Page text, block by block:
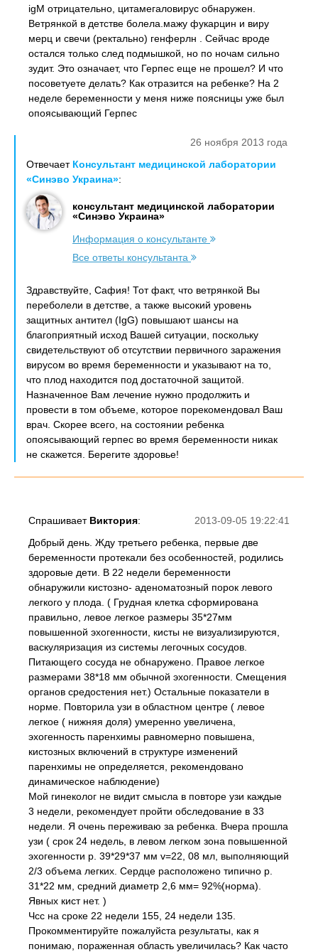
igM отрицательно, цитамегаловирус обнаружен.
Ветрянкой в детстве болела.мажу фукарцин и виру
мерц и свечи (ректально) генферлн . Сейчас вроде
остался только след подмышкой, но по ночам сильно
зудит. Это означает, что Герпес еще не прошел? И что
посоветуете делать? Как отразится на ребенке? На 2
неделе беременности у меня ниже поясницы уже был
опоясывающий Герпес
26 ноября 2013 года
Отвечает Консультант медицинской лаборатории
«Синэво Украина»:
консультант медицинской лаборатории
«Синэво Украина»
Информация о консультанте
Все ответы консультанта
Здравствуйте, Сафия! Тот факт, что ветрянкой Вы
переболели в детстве, а также высокий уровень
защитных антител (IgG) повышают шансы на
благоприятный исход Вашей ситуации, поскольку
свидетельствуют об отсутствии первичного заражения
вирусом во время беременности и указывают на то,
что плод находится под достаточной защитой.
Назначенное Вам лечение нужно продолжить и
провести в том объеме, которое порекомендовал Ваш
врач. Скорее всего, на состоянии ребенка
опоясывающий герпес во время беременности никак
не скажется. Берегите здоровье!
2013-09-05 19:22:41
Спрашивает Виктория:
Добрый день. Жду третьего ребенка, первые две
беременности протекали без особенностей, родились
здоровые дети. В 22 недели беременности
обнаружили кистозно- аденоматозный порок левого
легкого у плода. ( Грудная клетка сформирована
правильно, левое легкое размеры 35*27мм
повышенной эхогенности, кисты не визуализируются,
васкуляризация из системы легочных сосудов.
Питающего сосуда не обнаружено. Правое легкое
размерами 38*18 мм обычной эхогенности. Смещения
органов средостения нет.) Остальные показатели в
норме. Повторила узи в областном центре ( левое
легкое ( нижняя доля) умеренно увеличена,
эхогенность паренхимы равномерно повышена,
кистозных включений в структуре изменений
паренхимы не определяется, рекомендовано
динамическое наблюдение)
Мой гинеколог не видит смысла в повторе узи каждые
3 недели, рекомендует пройти обследование в 33
недели. Я очень переживаю за ребенка. Вчера прошла
узи ( срок 24 недель, в левом легком зона повышенной
эхогенности р. 39*29*37 мм v=22, 08 мл, выполняющий
2/3 объема легких. Сердце расположено типично р.
31*22 мм, средний диаметр 2,6 мм= 92%(норма).
Явных кист нет. )
Чсс на сроке 22 недели 155, 24 недели 135.
Прокомментируйте пожалуйста результаты, как я
понимаю, пораженная область увеличилась? Как часто